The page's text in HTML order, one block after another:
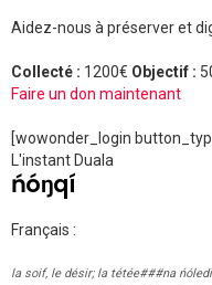
Aidez-nous à préserver et
Collecté : 1200€ Objectif :
Faire un don maintenant
[wowonder_login
L'instant Duala
ńóŋqí
Français :
la soif, le désir; la tétée###na